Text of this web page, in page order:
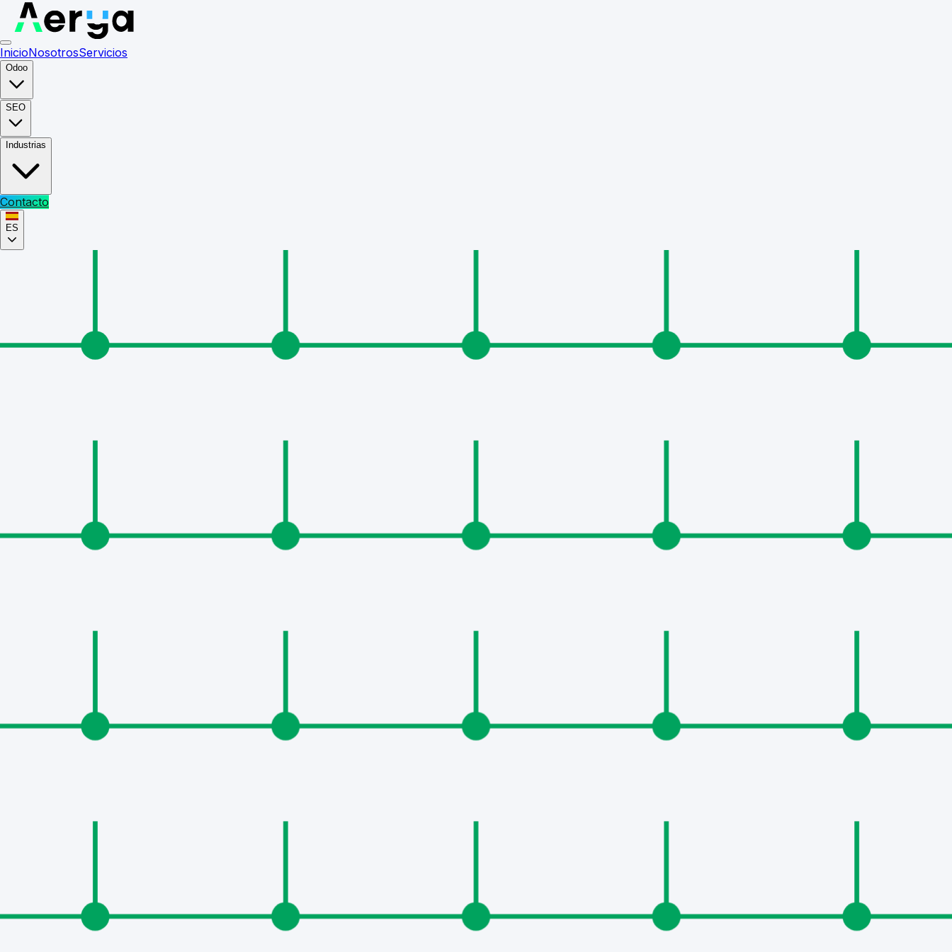
InicioNosotrosServicios
Odoo
SEO
Industrias
Contacto
ES